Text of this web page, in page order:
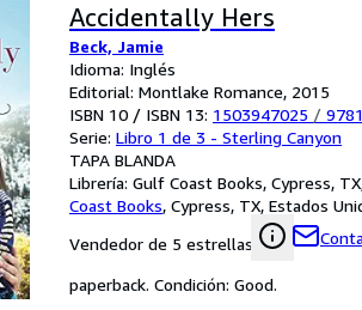
Accidentally Hers
Beck, Jamie
Idioma: Inglés
Editorial: Montlake Romance, 2015
ISBN 10 / ISBN 13: 1503947025 /
Serie: Libro 1 de 3 - Sterling Canyon
TAPA BLANDA
Librería: Gulf Coast Books, Cypress,
Coast Books, Cypress, TX, Estados
Vendedor de 5 estrellas
paperback. Condición: Good.